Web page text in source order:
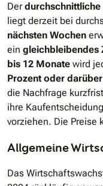
Derdurchschnittliche
liegt derzeit bei
nächsten Wochen
ein gleichbleibendes
bis 12 Monate wird
Prozent oder
die Nachfrage
ihre
vorziehen. Die Preise
Allgemeine
Das